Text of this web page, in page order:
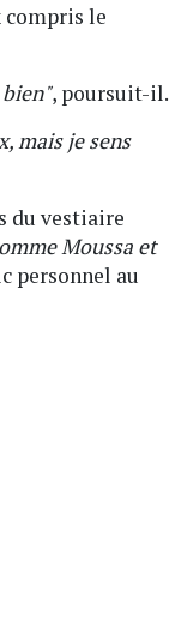
compris le
bien", poursuit-il.
mais je sens
du vestiaire
Moussa et
personnel au